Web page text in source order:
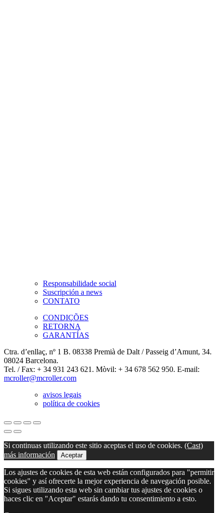
Responsabilidade social
Suscripción a news
CONTATO
CONDIÇÕES
RETORNA
GARANTÍAS
Ctra. d’enllaç, nº 1 B. 08338 Premià de Dalt / Passeig d’Amunt, 34.
08024 Barcelona.
Tel. / Fax: + 34 931 243 621. Mòvil: + 34 678 562 950. E-mail:
mcroller@mcroller.com
avisos legais
política de cookies
Si continuas utilizando este sitio aceptas el uso de cookies. (Cast)
más información
Aceptar
Los ajustes de cookies de esta web están configurados para "permitir
cookies" y así ofrecerte la mejor experiencia de navegación posible.
Si sigues utilizando esta web sin cambiar tus ajustes de cookies o
haces clic en "Aceptar" estarás dando tu consentimiento a esto.